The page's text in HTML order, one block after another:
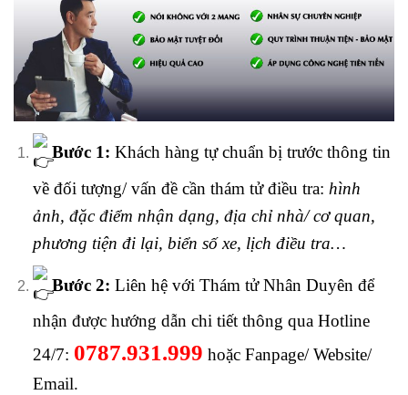
Bước 1: Khách hàng tự chuẩn bị trước thông tin
về đối tượng/ vấn đề cần thám tử điều tra: hình
ảnh, đặc điểm nhận dạng, địa chỉ nhà/ cơ quan,
phương tiện đi lại, biển số xe, lịch điều tra…
Bước 2: Liên hệ với Thám tử Nhân Duyên để
nhận được hướng dẫn chi tiết thông qua Hotline
24/7: 0787.931.999 hoặc Fanpage/ Website/
Email.